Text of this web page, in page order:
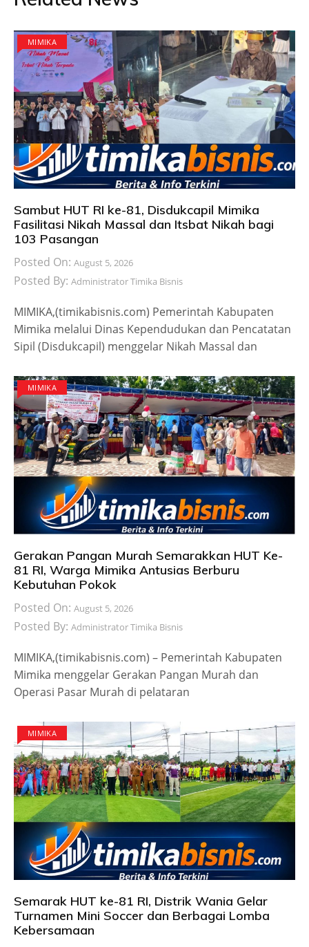
MIMIKA
Sambut HUT RI ke-81, Disdukcapil Mimika
Fasilitasi Nikah Massal dan Itsbat Nikah bagi
103 Pasangan
Posted On: August 5, 2026
Posted By: Administrator Timika Bisnis
MIMIKA,(timikabisnis.com) Pemerintah Kabupaten
Mimika melalui Dinas Kependudukan dan Pencatatan
Sipil (Disdukcapil) menggelar Nikah Massal dan
MIMIKA
Gerakan Pangan Murah Semarakkan HUT Ke-
81 RI, Warga Mimika Antusias Berburu
Kebutuhan Pokok
Posted On: August 5, 2026
Posted By: Administrator Timika Bisnis
MIMIKA,(timikabisnis.com) – Pemerintah Kabupaten
Mimika menggelar Gerakan Pangan Murah dan
Operasi Pasar Murah di pelataran
MIMIKA
Semarak HUT ke-81 RI, Distrik Wania Gelar
Turnamen Mini Soccer dan Berbagai Lomba
Kebersamaan